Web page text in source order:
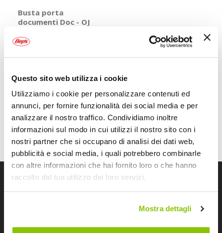
Questo sito web utilizza i cookie
Utilizziamo i cookie per personalizzare contenuti ed
annunci, per fornire funzionalità dei social media e per
analizzare il nostro traffico. Condividiamo inoltre
informazioni sul modo in cui utilizzi il nostro sito con i
nostri partner che si occupano di analisi dei dati web,
pubblicità e social media, i quali potrebbero combinarle
con altre informazioni che hai fornito loro o che hanno
raccolto dal tuo utilizzo dei loro servizi.
Mostra dettagli
Busta porta
documenti Doc - OJ
Nero 21x17cm (tasca in
rete: 19x15cm)
11,55 €
48H
Mostra
Cerchiamo immobili